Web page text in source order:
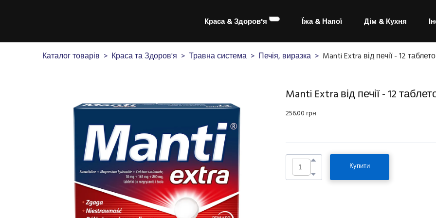
Краса & Здоров'я Їжа & Напої Дім & Кухня
Каталог товарів Краса та Здоров'я Травна система Печія, виразка Manti Extra від печії - 12
Manti Extra від печії - 12
256.00 грн
Купити